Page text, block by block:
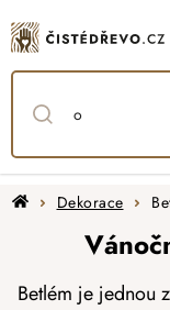
na
obsah
DomůDekorace
Betlém je jednou